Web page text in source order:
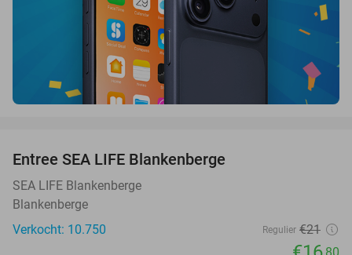
Entree SEA LIFE Blankenberge
SEA LIFE Blankenberge
Blankenberge
Verkocht: 10.750
Regulier €21